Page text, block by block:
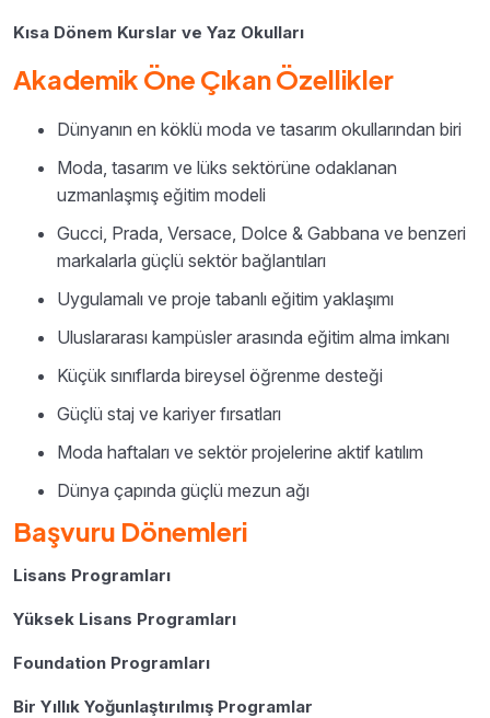
Kısa Dönem Kurslar ve Yaz Okulları
Akademik Öne Çıkan Özellikler
Dünyanın en köklü moda ve tasarım okullarından biri
Moda, tasarım ve lüks sektörüne odaklanan
uzmanlaşmış eğitim modeli
Gucci, Prada, Versace, Dolce & Gabbana ve benzeri
markalarla güçlü sektör bağlantıları
Uygulamalı ve proje tabanlı eğitim yaklaşımı
Uluslararası kampüsler arasında eğitim alma imkanı
Küçük sınıflarda bireysel öğrenme desteği
Güçlü staj ve kariyer fırsatları
Moda haftaları ve sektör projelerine aktif katılım
Dünya çapında güçlü mezun ağı
Başvuru Dönemleri
Lisans Programları
Yüksek Lisans Programları
Foundation Programları
Bir Yıllık Yoğunlaştırılmış Programlar